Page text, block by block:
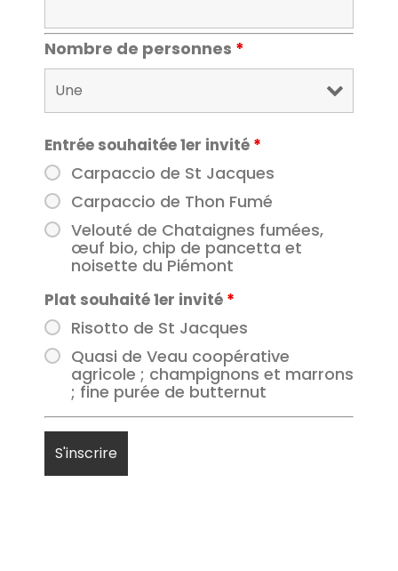
Nombre de personnes *
Entrée souhaitée 1er invité *
Carpaccio de St Jacques
Carpaccio de Thon Fumé
Velouté de Chataignes fumées,
œuf bio, chip de pancetta et
noisette du Piémont
Plat souhaité 1er invité *
Risotto de St Jacques
Quasi de Veau coopérative
agricole ; champignons et marrons
; fine purée de butternut